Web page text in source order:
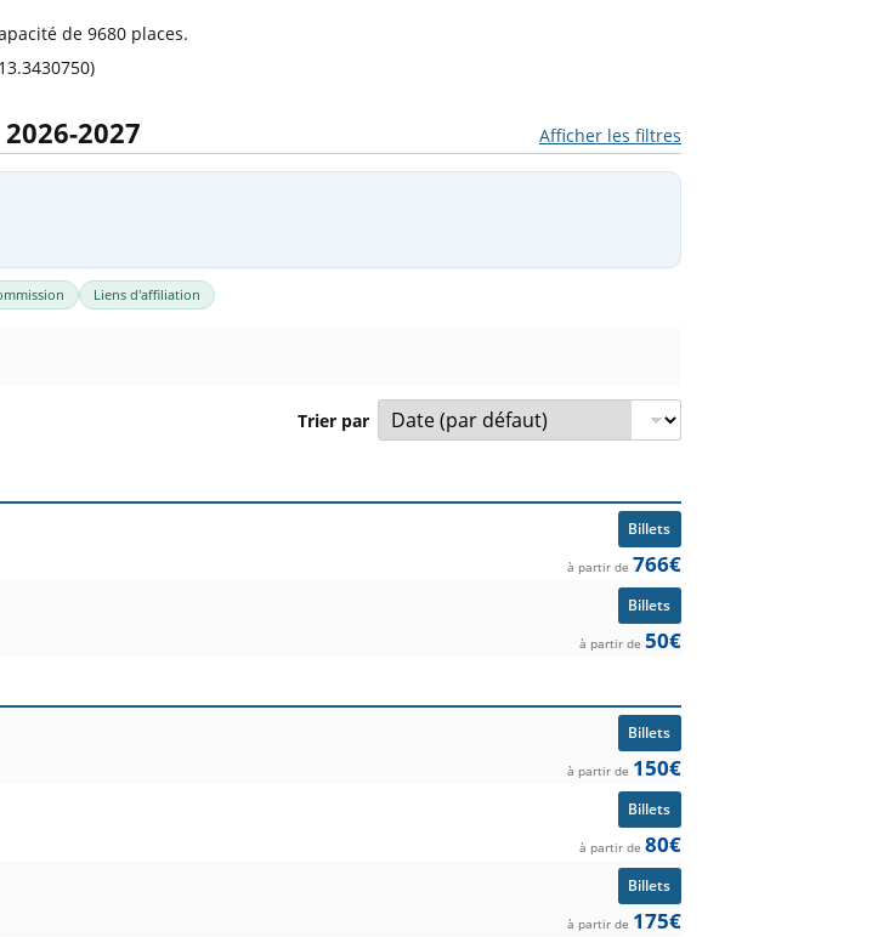
de 9680 places.
2027 Afficher les filtres
Liens d'affiliation
Trier par
et stade. Colonne 2 : rencontre, compétition et prix à partir de.
Billets
à partir de 766€
Billets
à partir de 50€
Billets
à partir de 150€
Billets
à partir de 80€
Billets
à partir de 175€